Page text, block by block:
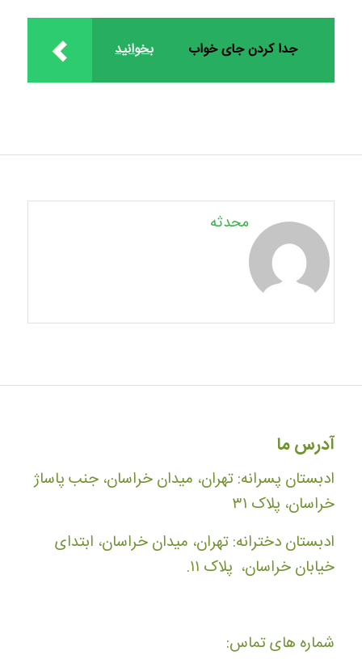
بخوانید جدا کردن جای خواب
محدثه
آدرس ما
ادبستان پسرانه: تهران، میدان خراسان، جنب پاساژ
خراسان، پلاک ۳۱
ادبستان دخترانه: تهران، میدان خراسان، ابتدای
خیابان خراسان، پلاک ۱۱.
شماره های تماس: